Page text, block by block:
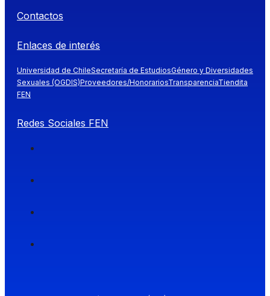
Contactos
Enlaces de interés
Universidad de ChileSecretaría de EstudiosGénero y Diversidades
Sexuales (OGDIS)Proveedores/HonorariosTransparenciaTiendita
FEN
Redes Sociales FEN